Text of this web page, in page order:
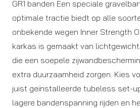
GR1 banden Een speciale
optimale tractie biedt op alle
onbekende wegen Inner Strength
karkas is gemaakt van
die een soepele
extra duurzaamheid zorgen. Kies
juist geïnstalleerde tubeless set-
lagere bandenspanning rijden en